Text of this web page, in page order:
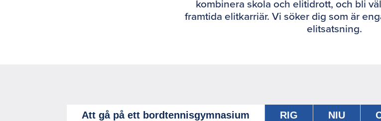
kombinera skola och elitidrott, och bli
framtida elitkarriär. Vi söker dig som är
elitsatsning.
Att gå på ett bordtennisgymnasium RIG NIU